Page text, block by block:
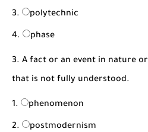
polytechnic
phase
3. A fact or an event in nature
that is not fully understood.
phenomenon
postmodernism